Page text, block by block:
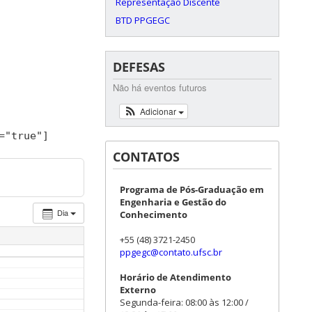
"true" ]
Dia
BTD PPGEGC
DEFESAS
Não há eventos futuros
Adicionar
CONTATOS
Programa de Pós-Graduação em
Engenharia e Gestão do
Conhecimento
+55 (48) 3721-2450
ppgegc@contato.ufsc.br
Horário de Atendimento
Externo
Segunda-feira: 08:00 às 12:00 /